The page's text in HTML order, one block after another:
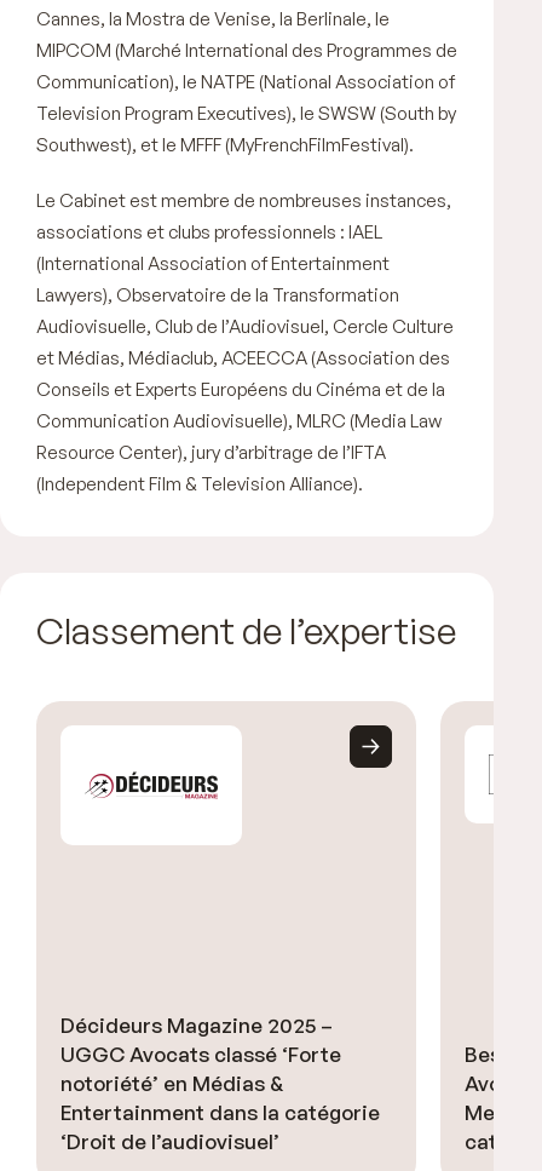
Cannes, la Mostra de Venise, la Berlinale, le
MIPCOM (Marché International des Programmes de
Communication), le NATPE (National Association of
Television Program Executives), le SWSW (South by
Southwest), et le MFFF (MyFrenchFilmFestival).
Le Cabinet est membre de nombreuses instances,
associations et clubs professionnels : IAEL
(International Association of Entertainment
Lawyers), Observatoire de la Transformation
Audiovisuelle, Club de l’Audiovisuel, Cercle Culture
et Médias, Médiaclub, ACEECCA (Association des
Conseils et Experts Européens du Cinéma et de la
Communication Audiovisuelle), MLRC (Media Law
Resource Center), jury d’arbitrage de l’IFTA
(Independent Film & Television Alliance).
Classement de l’expertise
Décideurs Magazine 2025 –
UGGC Avocats classé ‘Forte
notoriété’ en Médias &
Entertainment dans la catégorie
‘Droit de l’audiovisuel’
Best